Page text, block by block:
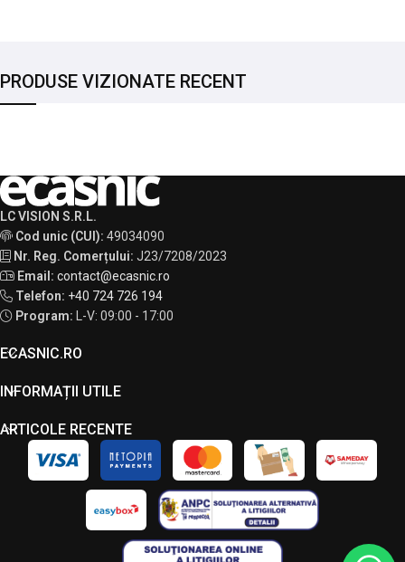
PRODUSE VIZIONATE RECENT
LC VISION S.R.L.
Cod unic (CUI): 49034090
Nr. Reg. Comerțului: J23/7208/2023
Email: contact@ecasnic.ro
Telefon: +40 724 726 194
Program:
L-V: 09:00 - 17:00
ECASNIC.RO
INFORMAȚII UTILE
ARTICOLE RECENTE